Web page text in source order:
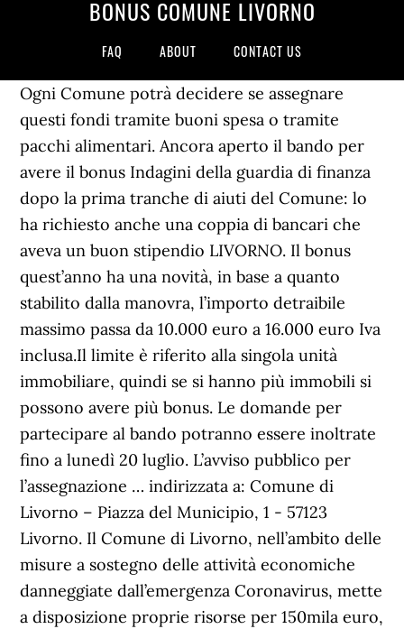
BONUS COMUNE LIVORNO
FAQ ABOUT CONTACT US
Ogni Comune potrà decidere se assegnare
questi fondi tramite buoni spesa o tramite
pacchi alimentari. Ancora aperto il bando per
avere il bonus Indagini della guardia di finanza
dopo la prima tranche di aiuti del Comune: lo
ha richiesto anche una coppia di bancari che
aveva un buon stipendio LIVORNO. Il bonus
quest’anno ha una novità, in base a quanto
stabilito dalla manovra, l’importo detraibile
massimo passa da 10.000 euro a 16.000 euro Iva
inclusa.Il limite è riferito alla singola unità
immobiliare, quindi se si hanno più immobili si
possono avere più bonus. Le domande per
partecipare al bando potranno essere inoltrate
fino a lunedì 20 luglio. L’avviso pubblico per
l’assegnazione … indirizzata a: Comune di
Livorno – Piazza del Municipio, 1 - 57123
Livorno. Il Comune di Livorno, nell’ambito delle
misure a sostegno delle attività economiche
danneggiate dall’emergenza Coronavirus, mette
a disposizione proprie risorse per 150mila euro,